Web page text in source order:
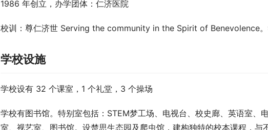
1986 年创立，办学团体：仁济医院
校训：尊仁济世 Serving the community in the Spirit of Benevolence。
学校设施
学校设有 32 个课室，1 个礼堂，3 个操场
学校有图书馆。特别室包括：STEM梦工场、电视台、校史廊、英语室、
室、视艺室、图书馆。设楚思生态园及爬虫馆，建构独特的校本课程，与